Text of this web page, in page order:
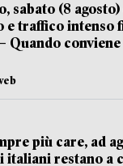
sabato (8 agosto)
e traffico intenso
Quando conviene
più care, ad
italiani restano a